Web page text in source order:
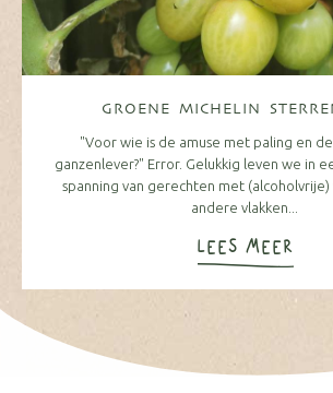
GROENE MICHELIN
"Voor wie is de amuse met paling en
ganzenlever?" Error. Gelukkig leven we in
spanning van gerechten met
andere vlakken...
LEES MEER